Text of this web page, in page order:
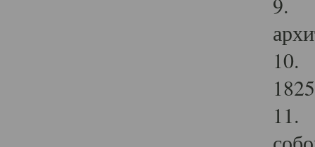
10.
11.